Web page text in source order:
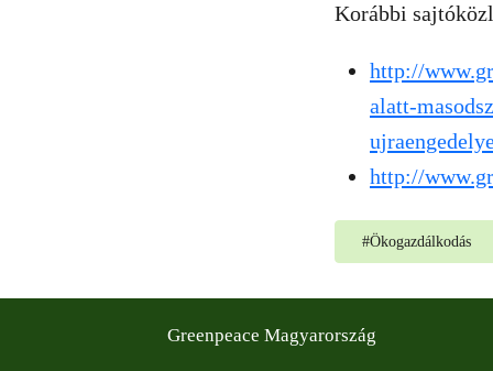
Korábbi
http://
alatt-
http://
#Ökogazdálkodás
Greenpeace Magyarország